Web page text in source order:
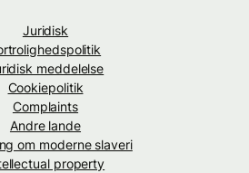
Juridisk
meddelelse
Cookiepolitik
Complaints
Andre lande
om moderne slaveri
property